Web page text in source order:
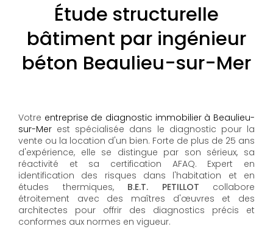
Étude structurelle
bâtiment par ingénieur
béton Beaulieu-sur-Mer
Votre entreprise de diagnostic immobilier à Beaulieu-
sur-Mer est spécialisée dans le diagnostic pour la
vente ou la location d'un bien. Forte de plus de 25 ans
d'expérience, elle se distingue par son sérieux, sa
réactivité et sa certification AFAQ. Expert en
identification des risques dans l'habitation et en
études thermiques, B.E.T. PETILLOT collabore
étroitement avec des maîtres d'œuvres et des
architectes pour offrir des diagnostics précis et
conformes aux normes en vigueur.